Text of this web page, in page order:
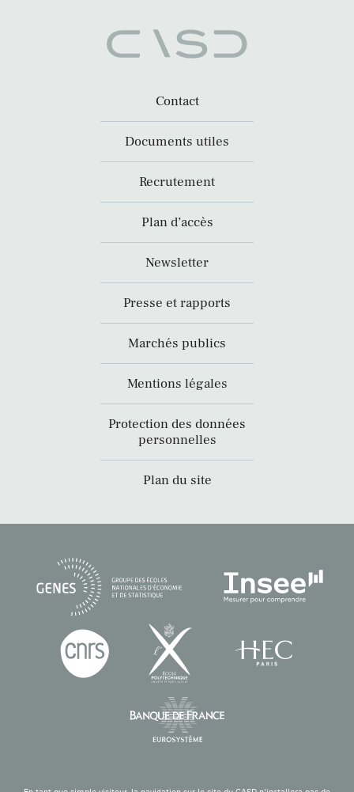
Contact
Documents utiles
Recrutement
Plan d’accès
Newsletter
Presse et rapports
Marchés publics
Mentions légales
Protection des données
personnelles
Plan du site